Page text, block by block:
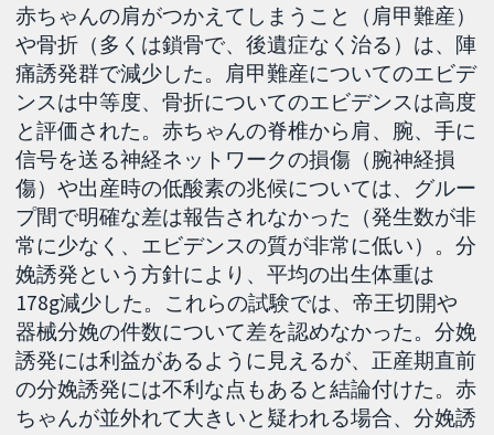
赤ちゃんの肩がつかえてしまうこと（肩甲難産）
や骨折（多くは鎖骨で、後遺症なく治る）は、陣
痛誘発群で減少した。肩甲難産についてのエビデ
ンスは中等度、骨折についてのエビデンスは高度
と評価された。赤ちゃんの脊椎から肩、腕、手に
信号を送る神経ネットワークの損傷（腕神経損
傷）や出産時の低酸素の兆候については、グルー
プ間で明確な差は報告されなかった（発生数が非
常に少なく、エビデンスの質が非常に低い）。分
娩誘発という方針により、平均の出生体重は
178g減少した。これらの試験では、帝王切開や
器械分娩の件数について差を認めなかった。分娩
誘発には利益があるように見えるが、正産期直前
の分娩誘発には不利な点もあると結論付けた。赤
ちゃんが並外れて大きいと疑われる場合、分娩誘